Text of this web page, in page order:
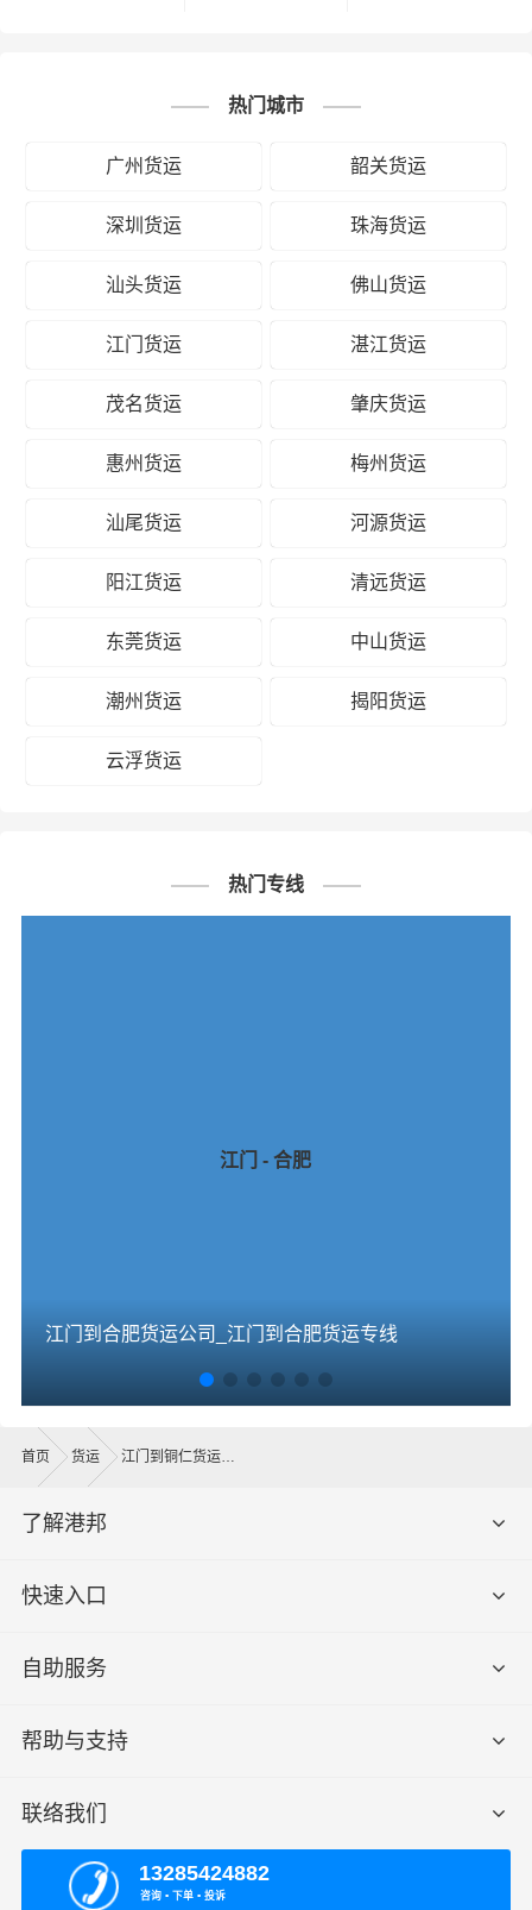
热门城市
广州货运 韶关货运
深圳货运 珠海货运
汕头货运 佛山货运
江门货运 湛江货运
茂名货运 肇庆货运
惠州货运 梅州货运
汕尾货运 河源货运
阳江货运 清远货运
东莞货运 中山货运
潮州货运 揭阳货运
云浮货运
热门专线
江门 - 合肥
江门到合肥货运公司_江门到合肥货运专线
首页 货运 江门到铜仁货运公司
了解港邦
快速入口
自助服务
帮助与支持
联络我们
13285424882
咨询 ▪ 下单 ▪ 投诉